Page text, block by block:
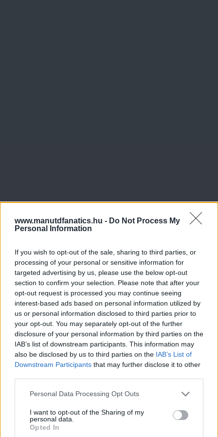
www.manutdfanatics.hu - Do Not Process My
Personal Information
If you wish to opt-out of the sale, sharing to third parties, or
processing of your personal or sensitive information for
targeted advertising by us, please use the below opt-out
section to confirm your selection. Please note that after your
opt-out request is processed you may continue seeing
interest-based ads based on personal information utilized by
us or personal information disclosed to third parties prior to
your opt-out. You may separately opt-out of the further
disclosure of your personal information by third parties on the
IAB’s list of downstream participants. This information may
also be disclosed by us to third parties on the IAB’s List of
Downstream Participants that may further disclose it to other
Please note that this website/app uses one or more Google
not limited to your visit or usage behaviour. You may click to
grant or deny consent to Google and its third-party tags to
use your data for below specified purposes in below Google
Personal Data Processing Opt Outs
I want to opt-out of the Sharing of my
personal data.
Opted In
Meccs Center
Paris Saint-Germainvs
Manchester United
Nya Ullevi, Göteborg
2026-08-08 17:00
Leeds UnitedvsManchester United